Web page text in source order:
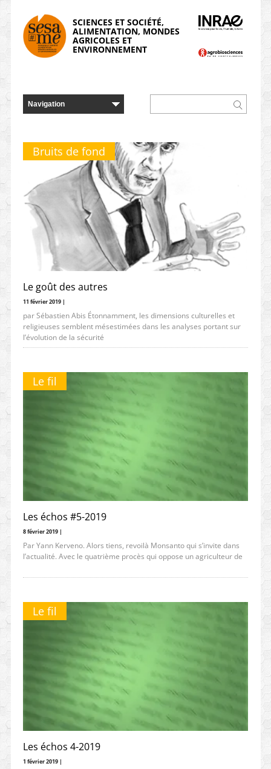
SCIENCES ET SOCIÉTÉ,
ALIMENTATION, MONDES
AGRICOLES ET
ENVIRONNEMENT
Bruits de fond
Le goût des autres
11 février 2019 |
par Sébastien Abis Étonnamment, les dimensions culturelles et
religieuses semblent mésestimées dans les analyses portant sur
l’évolution de la sécurité
Le fil
Les échos #5-2019
8 février 2019 |
Par Yann Kerveno. Alors tiens, revoilà Monsanto qui s’invite dans
l’actualité. Avec le quatrième procès qui oppose un agriculteur de
Le fil
Les échos 4-2019
1 février 2019 |